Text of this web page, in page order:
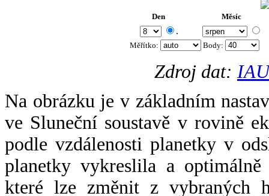
Den Měsíc
.
Měřítko: Body:
Zdroj dat:
Na obrázku je v základním
ve Sluneční soustavě v rovině
podle vzdálenosti planetky v
planetky vykreslila a
které lze změnit z vybraných